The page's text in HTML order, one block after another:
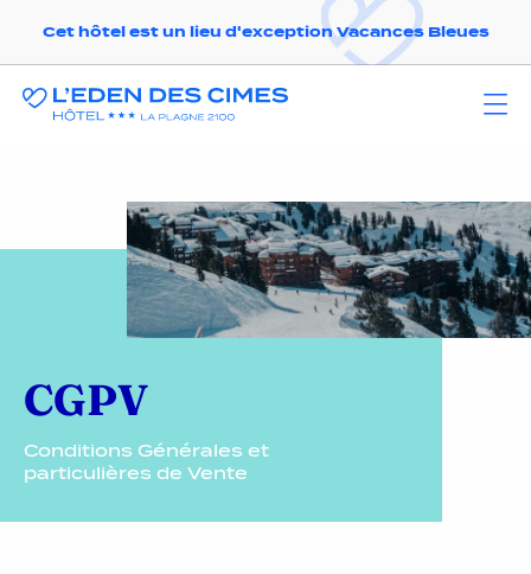
Cet hôtel est un lieu d'exception Vacances Bleues
CGPV
Conditions Générales et
particulières de Vente